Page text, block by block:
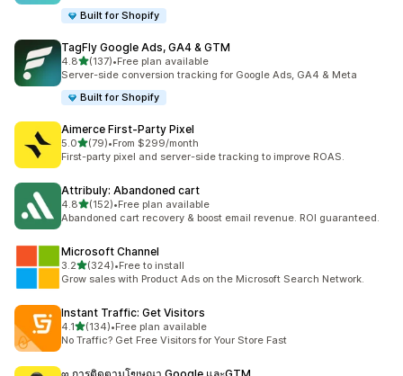
Built for Shopify
TagFly Google Ads, GA4 & GTM
4.8เต็ม 5 ดาว
(137)
ทั้งหมด 137 รีวิว
•Free plan available
Server-side conversion tracking for Google Ads, GA4 & Meta
Built for Shopify
Aimerce First‑Party Pixel
5.0เต็ม 5 ดาว
(79)
ทั้งหมด 79 รีวิว
•From $299/month
First-party pixel and server-side tracking to improve ROAS.
Attribuly: Abandoned cart
4.8เต็ม 5 ดาว
(152)
ทั้งหมด 152 รีวิว
•Free plan available
Abandoned cart recovery & boost email revenue. ROI guaranteed.
Microsoft Channel
3.2เต็ม 5 ดาว
(324)
ทั้งหมด 324 รีวิว
•Free to install
Grow sales with Product Ads on the Microsoft Search Network.
Instant Traffic: Get Visitors
4.1เต็ม 5 ดาว
(134)
ทั้งหมด 134 รีวิว
•Free plan available
No Traffic? Get Free Visitors for Your Store Fast